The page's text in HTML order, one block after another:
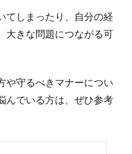
てしまったり、自分の経
大きな問題につながる可
や守るべきマナーについ
んでいる方は、ぜひ参考